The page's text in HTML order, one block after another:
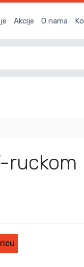
Akcije O nama
ruckom